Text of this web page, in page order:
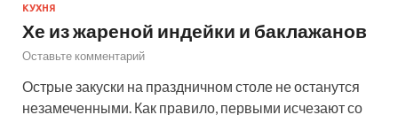
КУХНЯ
Хе из жареной индейки и баклажанов
Оставьте комментарий
Острые закуски на праздничном столе не останутся
незамеченными. Как правило, первыми исчезают со